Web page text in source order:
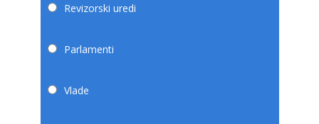
Revizorski uredi
Parlamenti
Vlade